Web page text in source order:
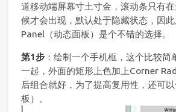
道移动端屏幕寸土寸金，滚动条只有
候才会出现，默认处于隐藏状态，因
Panel（动态面板）是个不错的选择。
第1步 ：绘制一个手机框，这个比较简
一起，外面的矩形上色加上Corner
后组合就好，为了提高复用性，还可
板）。